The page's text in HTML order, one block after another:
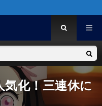
気化！三連休に